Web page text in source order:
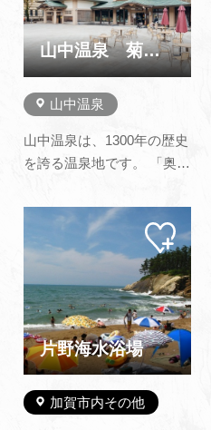
144人で、御家族、御友人
などのグループでワイワイ
楽しく過…
山中温泉 菊の湯
山中温泉
山中温泉は、1300年の歴史
を誇る温泉地です。 「奥の
いたく気に入って、「山中
や菊は手折らじ湯の匂い」
（この湯につかるだけで長
生きできる）と詠んでいま
す。 温泉は、さらりとした
湯で、地元の方々が利用し
ているため、飾らない…
片野海水浴場
加賀市内その他
マイ
ペー
ジに
追加